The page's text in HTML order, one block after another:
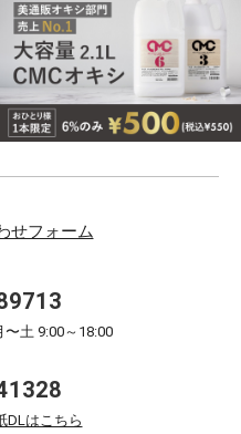
せフォーム
土 9:00～18:00
DLはこちら